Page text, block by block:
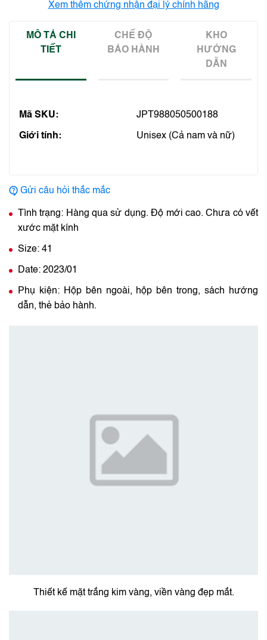
Xem thêm chứng nhận đại lý chính hãng
MÔ TẢ CHI
TIẾT
CHẾ ĐỘ
BẢO HÀNH
KHO
HƯỚNG
DẪN
Mã SKU: JPT988050500188
Giới tính: Unisex (Cả nam và nữ)
Gửi câu hỏi thắc mắc
Tình trạng: Hàng qua sử dụng. Độ mới cao. Chưa có vết
xước mặt kính
Size: 41
Date: 2023/01
Phụ kiện: Hộp bên ngoài, hộp bên trong, sách hướng
dẫn, thẻ bảo hành.
Thiết kế mặt trắng kim vàng, viền vàng đẹp mắt.